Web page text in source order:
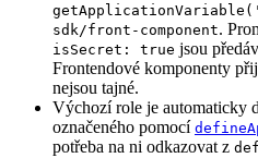
sdk/front-component.
isSecret: true jsou
Frontendové komponenty
nejsou tajné.
Výchozí role je automaticky
označeného pomocí
potřeba na ni odkazovat z